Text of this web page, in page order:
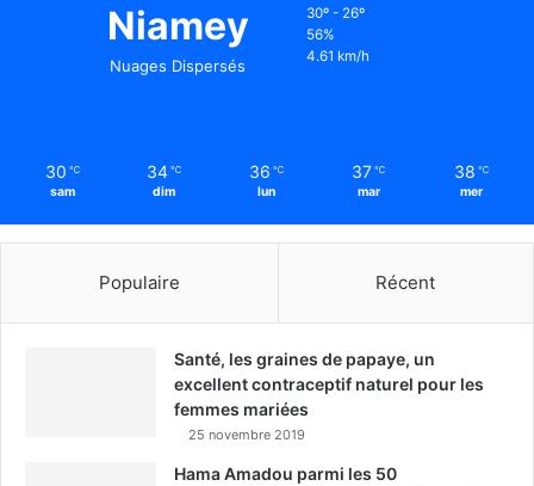
Niamey
Nuages Dispersés
30º - 26º
56%
4.61 km/h
30 ℃
sam
34 ℃
dim
36 ℃
lun
37 ℃
mar
38 ℃
mer
Populaire Récent
Santé, les graines de papaye, un
excellent contraceptif naturel pour les
femmes mariées
25 novembre 2019
Hama Amadou parmi les 50